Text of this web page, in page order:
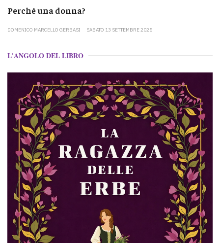
Perché una donna?
DOMENICO MARCELLO GERBASI SABATO 13 SETTEMBRE 2025
L'ANGOLO DEL LIBRO